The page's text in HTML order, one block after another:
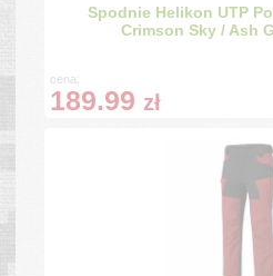
Spodnie Helikon UTP
Crimson Sky / Ash
cena:
189.99 zł